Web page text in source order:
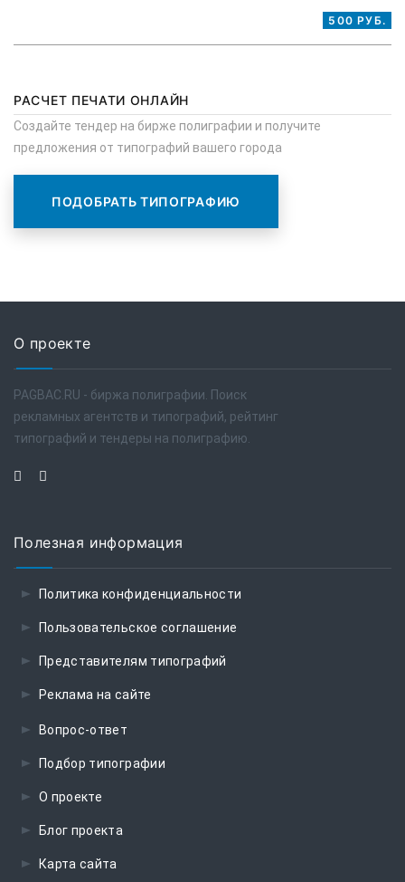
500 РУБ.
РАСЧЕТ ПЕЧАТИ ОНЛАЙН
Создайте тендер на бирже полиграфии и получите
предложения от типографий вашего города
ПОДОБРАТЬ ТИПОГРАФИЮ
О проекте
PAGBAC.RU - биржа полиграфии. Поиск
рекламных агентств и типографий, рейтинг
типографий и тендеры на полиграфию.
Полезная информация
Политика конфиденциальности
Пользовательское соглашение
Представителям типографий
Реклама на сайте
Вопрос-ответ
Подбор типографии
О проекте
Блог проекта
Карта сайта